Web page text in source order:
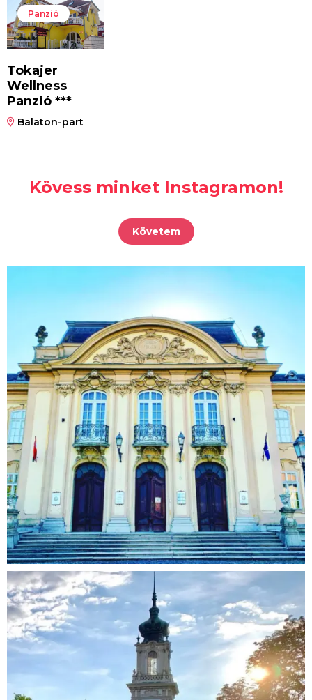
Panzió
Tokajer
Wellness
Panzió ***
Balaton-part
Kövess minket Instagramon!
Követem